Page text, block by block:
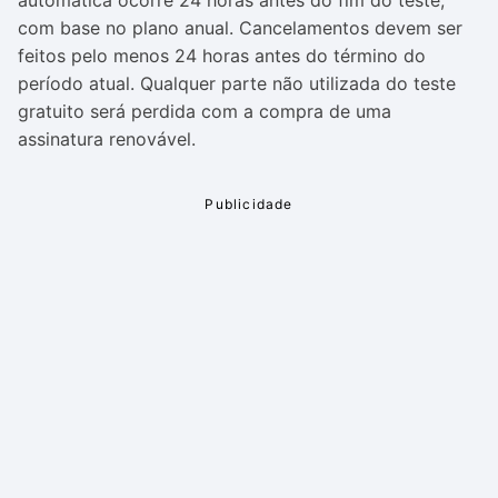
com base no plano anual. Cancelamentos devem ser
feitos pelo menos 24 horas antes do término do
período atual. Qualquer parte não utilizada do teste
gratuito será perdida com a compra de uma
assinatura renovável.